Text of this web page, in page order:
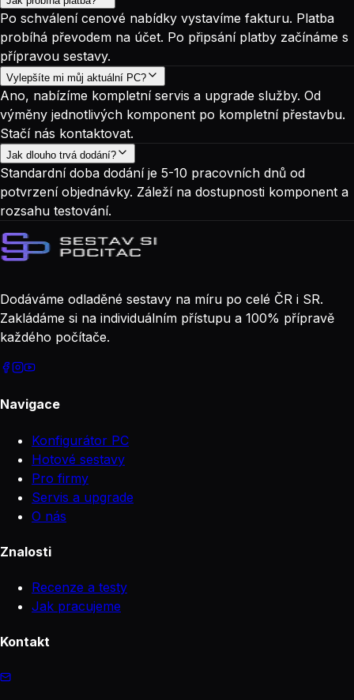
Po schválení cenové nabídky vystavíme fakturu. Platba
probíhá převodem na účet. Po připsání platby začínáme s
přípravou sestavy.
Vylepšíte mi můj aktuální PC?
Ano, nabízíme kompletní servis a upgrade služby. Od
výměny jednotlivých komponent po kompletní přestavbu.
Stačí nás kontaktovat.
Jak dlouho trvá dodání?
Standardní doba dodání je 5-10 pracovních dnů od
potvrzení objednávky. Záleží na dostupnosti komponent a
rozsahu testování.
Dodáváme odladěné sestavy na míru po celé ČR i SR.
Zakládáme si na individuálním přístupu a 100% přípravě
každého počítače.
Navigace
Konfigurátor PC
Hotové sestavy
Pro firmy
Servis a upgrade
O nás
Znalosti
Recenze a testy
Jak pracujeme
Kontakt